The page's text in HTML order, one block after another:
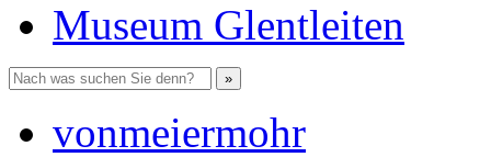
Museum Glentleiten
vonmeiermohr